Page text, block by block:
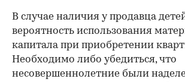
В случае наличия у продавца
вероятность использования
капитала при приобретении
Необходимо либо убедиться, что
несовершеннолетние были